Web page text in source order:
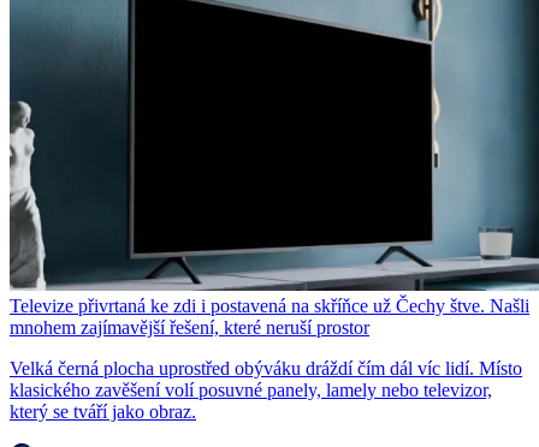
Televize přivrtaná ke zdi i postavená na skříňce už Čechy štve. Našli
mnohem zajímavější řešení, které neruší prostor
Velká černá plocha uprostřed obýváku dráždí čím dál víc lidí. Místo
klasického zavěšení volí posuvné panely, lamely nebo televizor,
který se tváří jako obraz.